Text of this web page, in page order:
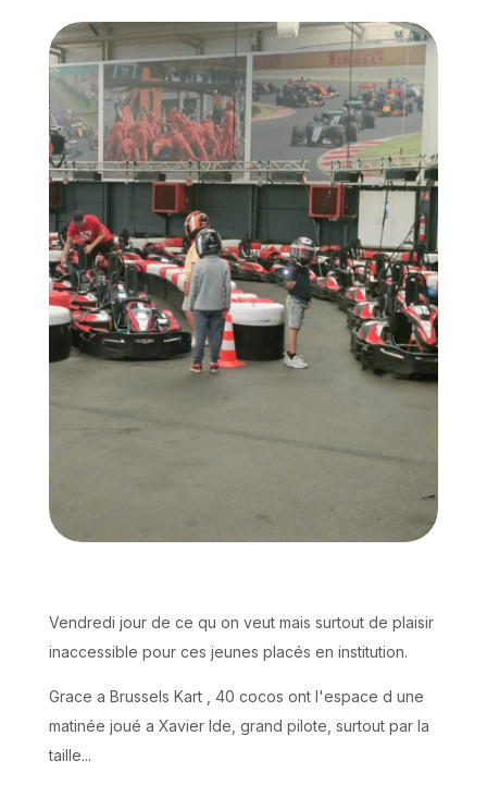
Vendredi jour de ce qu on veut mais surtout de plaisir
inaccessible pour ces jeunes placés en institution.
Grace a Brussels Kart , 40 cocos ont l'espace d une
matinée joué a Xavier Ide, grand pilote, surtout par la
taille...